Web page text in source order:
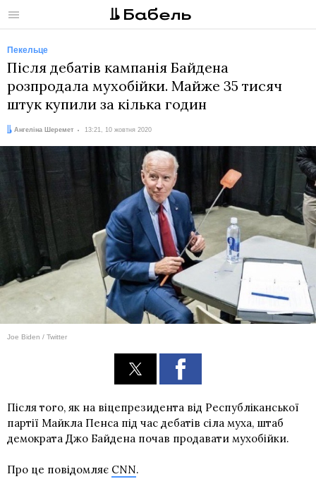
Меню
Пекельце
Після дебатів кампанія Байдена
розпродала мухобійки. Майже 35 тисяч
штук купили за кілька годин
Автор:
Ангеліна Шеремет
Дата: 13:21, 10 жовтня 2020
Joe Biden / Twitter
Після того, як на віцепрезидента від Республіканської
партії Майкла Пенса під час дебатів сіла муха, штаб
демократа Джо Байдена почав продавати мухобійки.
Про це повідомляє CNN.